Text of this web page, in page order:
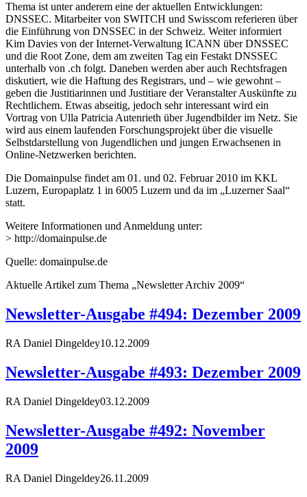
Thema ist unter anderem eine der aktuellen Entwicklungen:
DNSSEC. Mitarbeiter von SWITCH und Swisscom referieren über
die Einführung von DNSSEC in der Schweiz. Weiter informiert
Kim Davies von der Internet-Verwaltung ICANN über DNSSEC
und die Root Zone, dem am zweiten Tag ein Festakt DNSSEC
unterhalb von .ch folgt. Daneben werden aber auch Rechtsfragen
diskutiert, wie die Haftung des Registrars, und – wie gewohnt –
geben die Justitiarinnen und Justitiare der Veranstalter Auskünfte zu
Rechtlichem. Etwas abseitig, jedoch sehr interessant wird ein
Vortrag von Ulla Patricia Autenrieth über Jugendbilder im Netz. Sie
wird aus einem laufenden Forschungsprojekt über die visuelle
Selbstdarstellung von Jugendlichen und jungen Erwachsenen in
Online-Netzwerken berichten.
Die Domainpulse findet am 01. und 02. Februar 2010 im KKL
Luzern, Europaplatz 1 in 6005 Luzern und da im „Luzerner Saal“
statt.
Weitere Informationen und Anmeldung unter:
> http://domainpulse.de
Quelle: domainpulse.de
Aktuelle Artikel zum Thema „Newsletter Archiv 2009“
Newsletter-Ausgabe #494: Dezember 2009
RA Daniel Dingeldey10.12.2009
Newsletter-Ausgabe #493: Dezember 2009
RA Daniel Dingeldey03.12.2009
Newsletter-Ausgabe #492: November
2009
RA Daniel Dingeldey26.11.2009